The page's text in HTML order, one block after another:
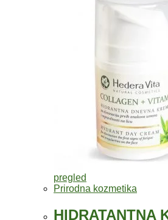
pregled
Prirodna kozmetika
HIDRATANTNA